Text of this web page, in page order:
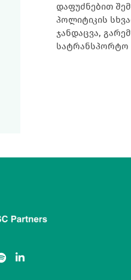
დაფუძნებით
პოლიტიკის
ჯანდაცვა, გარემოს დაცვა,
სატრანსპორტო